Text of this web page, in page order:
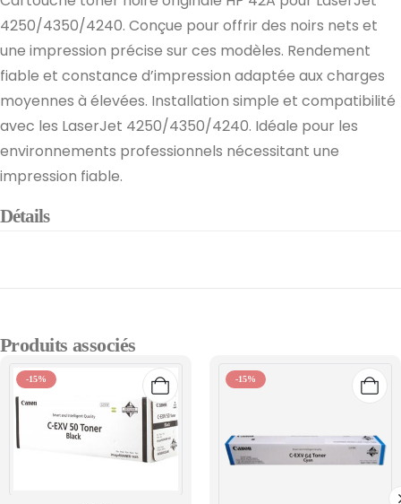
4250/4350/4240. Conçue pour offrir des noirs nets et
une impression précise sur ces modèles. Rendement
fiable et constance d’impression adaptée aux charges
moyennes à élevées. Installation simple et compatibilité
avec les LaserJet 4250/4350/4240. Idéale pour les
environnements professionnels nécessitant une
impression fiable.
Détails
Produits associés
-15% -15%